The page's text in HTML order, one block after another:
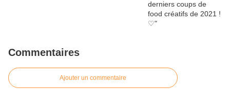
Commentaires
Ajouter un commentaire